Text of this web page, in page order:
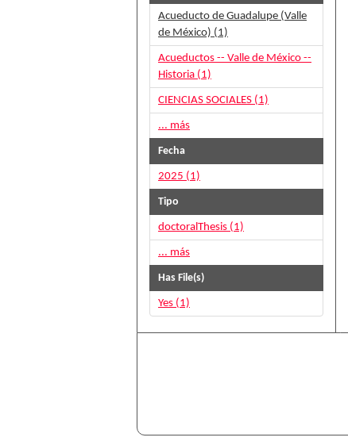
Acueducto de Guadalupe (Valle
de México) (1)
Acueductos -- Valle de México --
Historia (1)
CIENCIAS SOCIALES (1)
... más
Fecha
2025 (1)
Tipo
doctoralThesis (1)
... más
Has File(s)
Yes (1)